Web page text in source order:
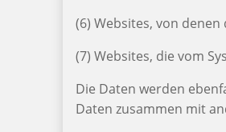
(6) Websites, von
(7) Websites, die vom
Die Daten werden
Daten zusammen mit